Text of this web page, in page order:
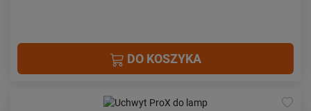
DO KOSZYKA